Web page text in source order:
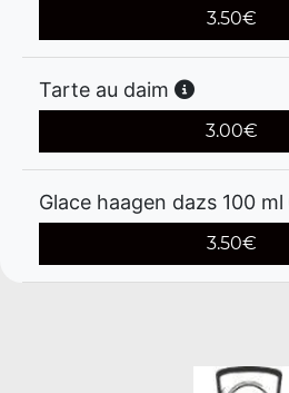
3.50€
Tarte au daim
3.00€
Glace haagen dazs 100 ml
3.50€